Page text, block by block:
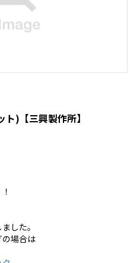
)【三興製作所】
した。
場合は